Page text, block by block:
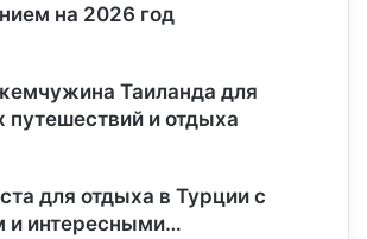
на 2026 год
Таиланда для
и отдыха
для отдыха в Турции с
и интересными…